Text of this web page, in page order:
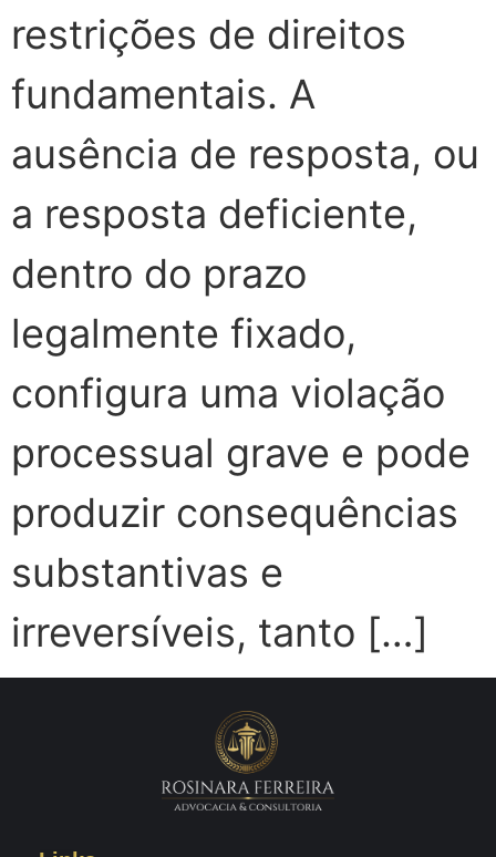
restrições de direitos
fundamentais. A
ausência de resposta, ou
a resposta deficiente,
dentro do prazo
legalmente fixado,
configura uma violação
processual grave e pode
produzir consequências
substantivas e
irreversíveis, tanto […]